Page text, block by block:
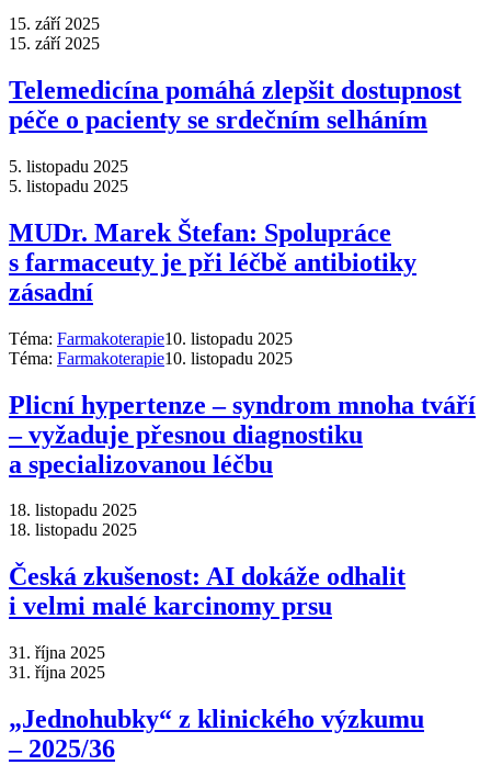
15. září 2025
15. září 2025
Telemedicína pomáhá zlepšit dostupnost
péče o pacienty se srdečním selháním
5. listopadu 2025
5. listopadu 2025
MUDr. Marek Štefan: Spolupráce
s farmaceuty je při léčbě antibiotiky
zásadní
Téma: Farmakoterapie10. listopadu 2025
Téma: Farmakoterapie10. listopadu 2025
Plicní hypertenze –⁠ syndrom mnoha tváří
–⁠ vyžaduje přesnou diagnostiku
a specializovanou léčbu
18. listopadu 2025
18. listopadu 2025
Česká zkušenost: AI dokáže odhalit
i velmi malé karcinomy prsu
31. října 2025
31. října 2025
„Jednohubky“ z klinického výzkumu
–⁠ 2025/36